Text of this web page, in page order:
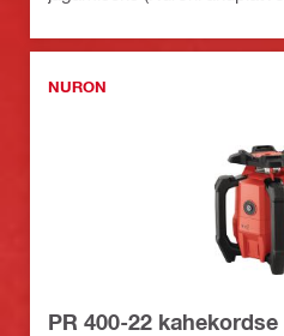
NURON
PR 400-22